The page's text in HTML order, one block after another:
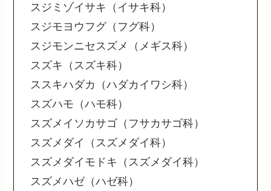
スジミゾイサキ（イサキ科）
スジモヨウフグ（フグ科）
スジモンニセスズメ（メギス科）
スズキ（スズキ科）
ススキハダカ（ハダカイワシ科）
スズハモ（ハモ科）
スズメイソカサゴ（フサカサゴ科）
スズメダイ（スズメダイ科）
スズメダイモドキ（スズメダイ科）
スズメハゼ（ハゼ科）